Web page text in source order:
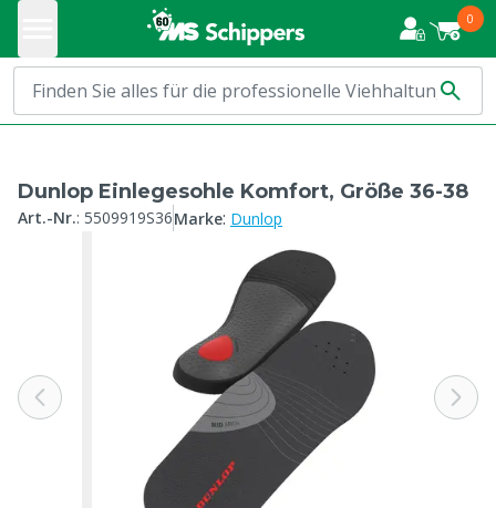
0
Dunlop Einlegesohle Komfort, Größe 36-38
Art.-Nr.: 5509919S36Marke: Dunlop